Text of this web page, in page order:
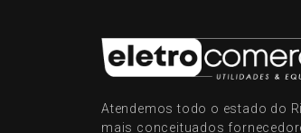
Atendemos todo o estado do
mais conceituados